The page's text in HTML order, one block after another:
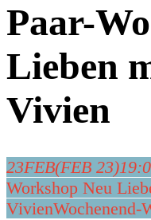
Paar-
Lieben
Vivien
23FEB(FEB 23)
Workshop Neu
VivienWochenend-